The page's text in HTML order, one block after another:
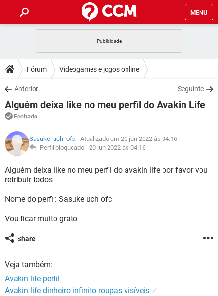
MENU
CELULAR FACEBOOK
OUTLOOK
INSTAGRAM GMAIL
GUIA DE COMPRAS
DICAS
JOGOS WHATSAPP
OUTLOOK
INSTAGRAM
GUIA DE COMPRAS
DOWNLOADS
JOGOS WHATSAPP
CELULAR
OUTLOOK EXCEL
INSTAGRAM
GUIA DE COMPRAS
FÓRUM
JOGOS
CELULAR FACEBOOK
INSTAGRAM
GUIA DE COMPRAS
GLOSSÁRIO
JOGOS
CELULAR FACEBOOK
INSTAGRAM
GUIA DE COMPRAS
Fórum Videogames e jogos online
Anterior Seguinte
Alguém deixa like no meu perfil do Avakin Life
Fechado
Sasuke_uch_ofc - Atualizado em 20 jun 2022 às 04:16
Perfil bloqueado - 20 jun 2022 às 04:16
Alguém deixa like no meu perfil do avakin life por favor vou
retribuir todos
Nome do perfil: Sasuke uch ofc
Vou ficar muito grato
Share
Veja também:
Avakin life perfil
Avakin life dinheiro infinito roupas visíveis ✓